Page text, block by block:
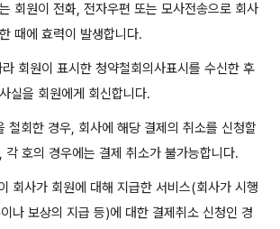
회원이 전화, 전자우편 또는 모사전송으로 회사
때에 효력이 발생합니다.
회원이 표시한 청약철회의사표시를 수신한 후
실을 회원에게 회신합니다.
철회한 경우, 회사에 해당 결제의 취소를 신청할
각 호의 경우에는 결제 취소가 불가능합니다.
회사가 회원에 대해 지급한 서비스(회사가 시행
나 보상의 지급 등)에 대한 결제취소 신청인 경